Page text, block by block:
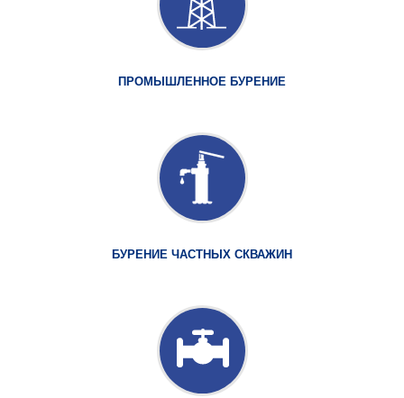
ПРОМЫШЛЕННОЕ БУРЕНИЕ
БУРЕНИЕ ЧАСТНЫХ СКВАЖИН